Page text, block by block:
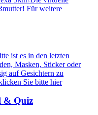
Für weitere
ist es in den letzten
Masken, Sticker oder
auf Gesichtern zu
Sie bitte hier
& Quiz